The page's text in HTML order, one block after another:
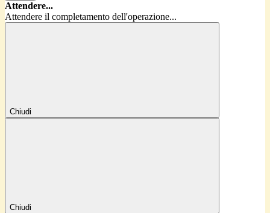
Attendere...
Attendere il completamento dell'operazione...
Chiudi
Chiudi